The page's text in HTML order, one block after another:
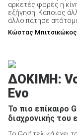
αρκετές φορές η
εξήγηση: Κάποιος
άλλο πάτησε
Κώστας Μπιτσικώκος
ΔΟΚΙΜΗ:
Evo
Το πιο επίκαιρο
διαχρονικής του